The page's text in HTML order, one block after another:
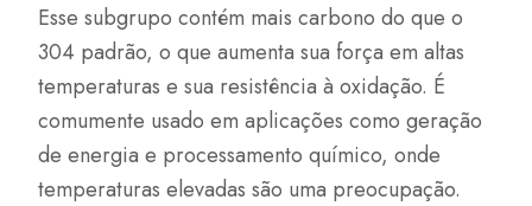
Esse subgrupo contém mais carbono do que o
304 padrão, o que aumenta sua força em altas
temperaturas e sua resistência à oxidação. É
comumente usado em aplicações como geração
de energia e processamento químico, onde
temperaturas elevadas são uma preocupação.